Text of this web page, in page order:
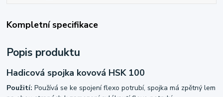
Kompletní specifikace
Popis produktu
Hadicová spojka kovová HSK 100
Použití: Používá se ke spojení flexo potrubí, spojka má zpětný lem